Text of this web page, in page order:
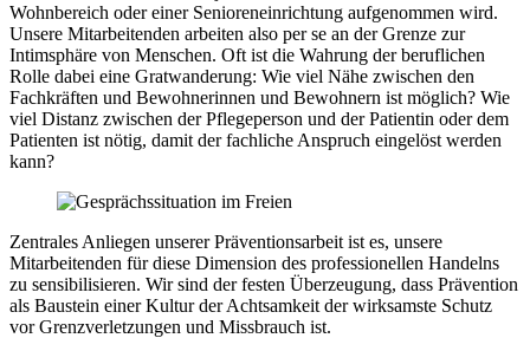
Wohnbereich oder einer Senioreneinrichtung aufgenommen wird.
Unsere Mitarbeitenden arbeiten also per se an der Grenze zur
Intimsphäre von Menschen. Oft ist die Wahrung der beruflichen
Rolle dabei eine Gratwanderung: Wie viel Nähe zwischen den
Fachkräften und Bewohnerinnen und Bewohnern ist möglich? Wie
viel Distanz zwischen der Pflegeperson und der Patientin oder dem
Patienten ist nötig, damit der fachliche Anspruch eingelöst werden
kann?
Zentrales Anliegen unserer Präventionsarbeit ist es, unsere
Mitarbeitenden für diese Dimension des professionellen Handelns
zu sensibilisieren. Wir sind der festen Überzeugung, dass Prävention
als Baustein einer Kultur der Achtsamkeit der wirksamste Schutz
vor Grenzverletzungen und Missbrauch ist.